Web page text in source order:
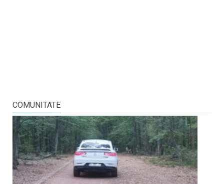
COMUNITATE